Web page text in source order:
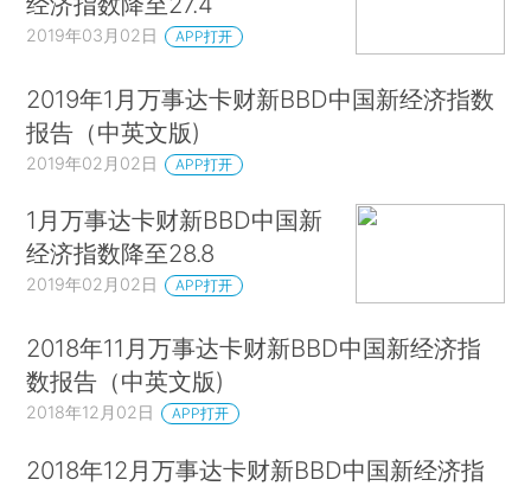
2019年03月02日 APP打开
2019年1月万事达卡财新BBD中国新经济指数
报告（中英文版)
2019年02月02日 APP打开
1月万事达卡财新BBD中国新
经济指数降至28.8
2019年02月02日 APP打开
2018年11月万事达卡财新BBD中国新经济指
数报告（中英文版)
2018年12月02日 APP打开
2018年12月万事达卡财新BBD中国新经济指